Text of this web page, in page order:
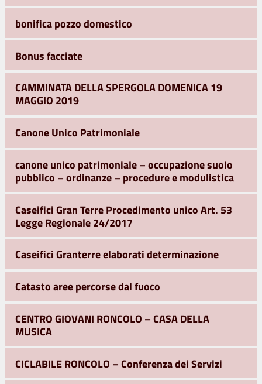
bonifica pozzo domestico
Bonus facciate
CAMMINATA DELLA SPERGOLA DOMENICA 19
MAGGIO 2019
Canone Unico Patrimoniale
canone unico patrimoniale – occupazione suolo
pubblico – ordinanze – procedure e modulistica
Caseifici Gran Terre Procedimento unico Art. 53
Legge Regionale 24/2017
Caseifici Granterre elaborati determinazione
Catasto aree percorse dal fuoco
CENTRO GIOVANI RONCOLO – CASA DELLA
MUSICA
CICLABILE RONCOLO – Conferenza dei Servizi